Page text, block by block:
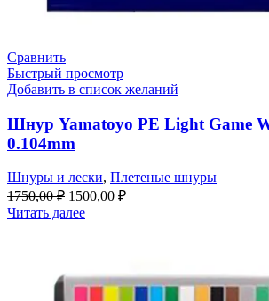
Сравнить
Быстрый просмотр
Добавить в список желаний
Шнур Yamatoyo PE Light Game
0.104mm
Шнуры и лески, Плетеные шнуры
1750,00₽ 1500,00 ₽
Читать далее